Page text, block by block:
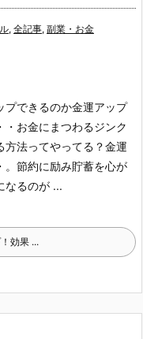
, 全記事, 副業・お金
プできるのか金運アップ
お金にまつわるジンク
方法ってやってる？金運
節約に励み貯蓄を心が
なるのが ...
効果 ...